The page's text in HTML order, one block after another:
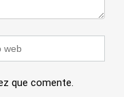
que comente.